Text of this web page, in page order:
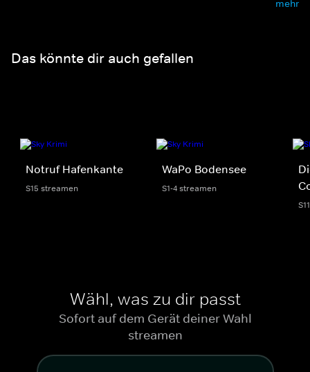
mehr
Das könnte dir auch gefallen
Notruf Hafenkante
S15 streamen
WaPo Bodensee
S1-4 streamen
Wähl, was zu dir passt
Sofort auf dem Gerät deiner Wahl
streamen